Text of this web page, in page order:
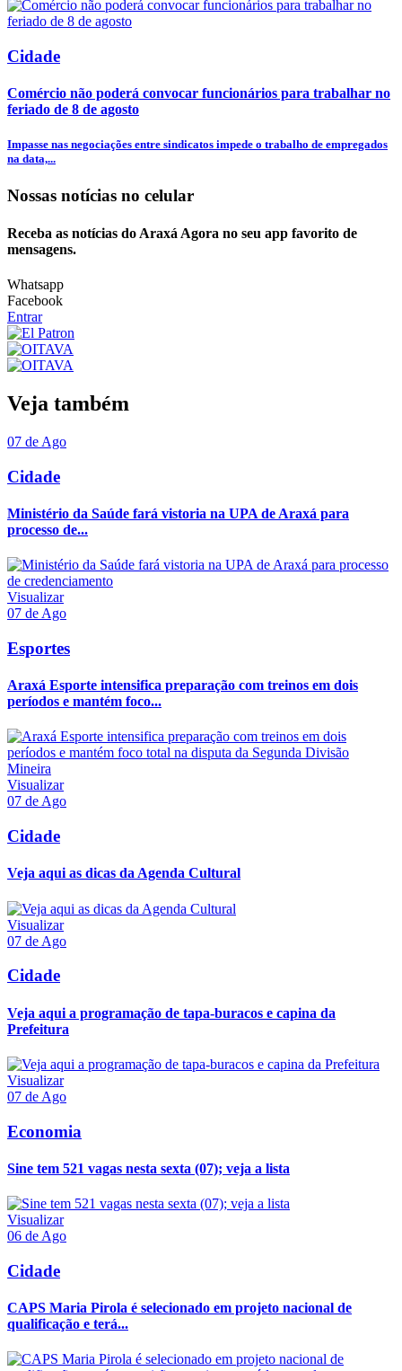
Cidade
Comércio não poderá convocar funcionários para trabalhar no
feriado de 8 de agosto
Impasse nas negociações entre sindicatos impede o trabalho de empregados
na data,...
Nossas notícias no celular
Receba as notícias do Araxá Agora no seu app favorito de
mensagens.
Whatsapp
Facebook
Entrar
Veja também
07 de Ago
Cidade
Ministério da Saúde fará vistoria na UPA de Araxá para
processo de...
Visualizar
07 de Ago
Esportes
Araxá Esporte intensifica preparação com treinos em dois
períodos e mantém foco...
Visualizar
07 de Ago
Cidade
Veja aqui as dicas da Agenda Cultural
Visualizar
07 de Ago
Cidade
Veja aqui a programação de tapa-buracos e capina da
Prefeitura
Visualizar
07 de Ago
Economia
Sine tem 521 vagas nesta sexta (07); veja a lista
Visualizar
06 de Ago
Cidade
CAPS Maria Pirola é selecionado em projeto nacional de
qualificação e terá...